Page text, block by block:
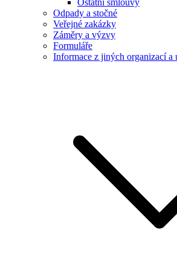
Ostatní smlouvy
Odpady a stočné
Veřejné zakázky
Záměry a výzvy
Formuláře
Informace z jiných organizací a